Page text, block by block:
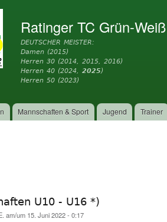
Ratinger TC Grün-
DEUTSCHER MEISTER:
Damen (2015)
Herren 30 (2014, 2015, 2016)
Herren 40 (2024,2025)
Herren 50 (2023)
Mannschaften & Sport Jugend Trainer
U10 - U16 *)
am/um 15. Juni 2022 - 0:17